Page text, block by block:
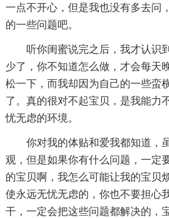
一点不开心，但是我也没有多去问
的一些问题吧。
听你闺蜜说完之后，我才认识
少了，你不知道怎么做，才会每天
松一下，而我却因为自己的一些蛮
了。真的很对不起宝贝，是我能力
忧无虑的环境。
你对我的体贴和爱我都知道，
观，但是如果你有什么问题，一定
的宝贝啊，我怎么可能让我的宝贝
使永远无忧无虑的，你也不要担心
干，一定会把这些问题都解决的，